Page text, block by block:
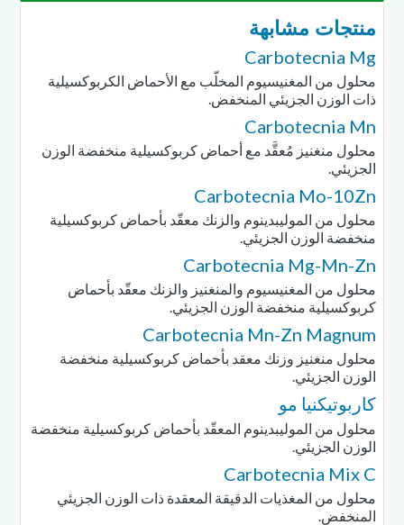
منتجات مشابهة
Carbotecnia Mg
محلول من المغنيسيوم المخلّب مع الأحماض الكربوكسيلية
ذات الوزن الجزيئي المنخفض.
Carbotecnia Mn
محلول منغنيز مُعقَّد مع أحماض كربوكسيلية منخفضة الوزن
الجزيئي.
Carbotecnia Mo-10Zn
محلول من الموليبدينوم والزنك معقّد بأحماض كربوكسيلية
منخفضة الوزن الجزيئي.
Carbotecnia Mg-Mn-Zn
محلول من المغنيسيوم والمنغنيز والزنك معقّد بأحماض
كربوكسيلية منخفضة الوزن الجزيئي.
Carbotecnia Mn-Zn Magnum
محلول منغنيز وزنك معقد بأحماض كربوكسيلية منخفضة
الوزن الجزيئي.
كاربوتيكنيا مو
محلول من الموليبدينوم المعقّد بأحماض كربوكسيلية منخفضة
الوزن الجزيئي.
Carbotecnia Mix C
محلول من المغذيات الدقيقة المعقدة ذات الوزن الجزيئي
المنخفض.